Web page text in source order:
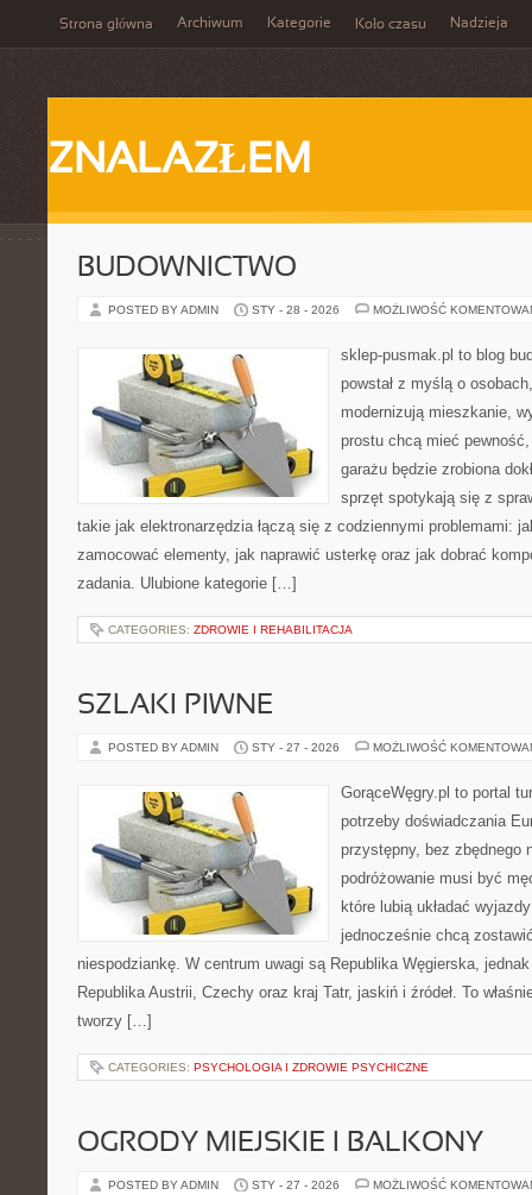
Strona główna Archiwum Kategorie Koło czasu Nadzieja
ZNALAZŁEM
BUDOWNICTWO
POSTED BY ADMIN STY - 28 - 2026 MOŻLIWOŚĆ
sklep-pusmak.pl to blog
powstał z myślą o
modernizują mieszkanie,
prostu chcą mieć
garażu będzie zrobiona
sprzęt spotykają się z
takie jak elektronarzędzia łączą się z codziennymi problemami:
zamocować elementy, jak naprawić usterkę oraz jak dobrać
zadania. Ulubione kategorie […]
CATEGORIES: ZDROWIE I REHABILITACJA
SZLAKI PIWNE
POSTED BY ADMIN STY - 27 - 2026 MOŻLIWOŚĆ
GorąceWęgry.pl to portal
potrzeby doświadczania
przystępny, bez zbędnego
podróżowanie musi być
które lubią układać
jednocześnie chcą
niespodziankę. W centrum uwagi są Republika Węgierska,
Republika Austrii, Czechy oraz kraj Tatr, jaskiń i źródeł. To
tworzy […]
CATEGORIES: PSYCHOLOGIA I ZDROWIE PSYCHICZNE
OGRODY MIEJSKIE I BALKONY
POSTED BY ADMIN STY - 27 - 2026 MOŻLIWOŚĆ